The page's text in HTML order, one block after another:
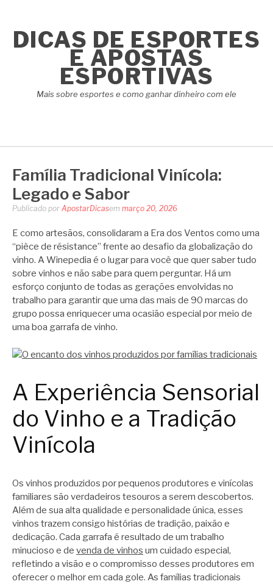
conteúdo
DICAS DE ESPORTES
E APOSTAS
ESPORTIVAS
Mais sobre esportes e como ganhar dinheiro com ele
Família Tradicional Vinícola:
Legado e Sabor
Publicado por ApostarDicasem março 20, 2026
E como artesãos, consolidaram a Era dos Ventos como uma
“pièce de résistance” frente ao desafio da globalização do
vinho. A Winepedia é o lugar para você que quer saber tudo
sobre vinhos e não sabe para quem perguntar. Há um
esforço conjunto de todas as gerações envolvidas no
trabalho para garantir que uma das mais de 90 marcas do
grupo possa enriquecer uma ocasião especial por meio de
uma boa garrafa de vinho.
A Experiência Sensorial
do Vinho e a Tradição
Vinícola
Os vinhos produzidos por pequenos produtores e vinícolas
familiares são verdadeiros tesouros a serem descobertos.
Além de sua alta qualidade e personalidade única, esses
vinhos trazem consigo histórias de tradição, paixão e
dedicação. Cada garrafa é resultado de um trabalho
minucioso e de venda de vinhos um cuidado especial,
refletindo a visão e o compromisso desses produtores em
oferecer o melhor em cada gole. As famílias tradicionais